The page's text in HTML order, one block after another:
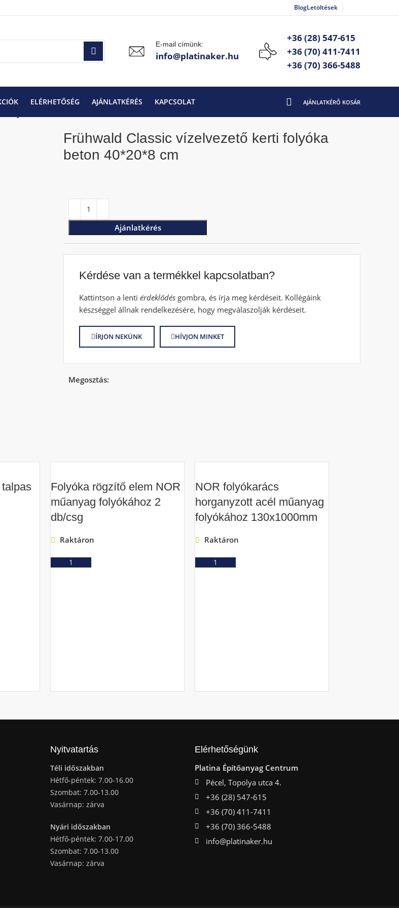
BlogLetöltések
E-mail címünk:
info@platinaker.hu
+36 (28) 547-615
+36 (70) 411-7411
+36 (70) 366-5488
ELÉRHETŐSÉG AJÁNLATKÉRÉS KAPCSOLAT
Frühwald Classic vízelvezető kerti folyóka
beton 40*20*8 cm
Ajánlatkérés
Kérdése van a termékkel kapcsolatban?
Kattintson a lenti érdeklődés gombra, és írja meg kérdéseit. Kollégáink
készséggel állnak rendelkezésére, hogy megválaszolják kérdéseit.
ÍRJON NEKÜNK HÍVJON MINKET
Megosztás:
Folyóka rögzítő elem NOR
műanyag folyókához 2
db/csg
Raktáron
NOR folyókarács
horganyzott acél műanyag
folyókához 130x1000mm
Raktáron
Nyitvatartás
Téli időszakban
Hétfő-péntek: 7.00-16.00
Szombat: 7.00-13.00
Vasárnap: zárva
Nyári időszakban
Hétfő-péntek: 7.00-17.00
Szombat: 7.00-13.00
Vasárnap: zárva
Elérhetőségünk
Platina Építőanyag Centrum
Pécel, Topolya utca 4.
+36 (28) 547-615
+36 (70) 411-7411
+36 (70) 366-5488
info@platinaker.hu